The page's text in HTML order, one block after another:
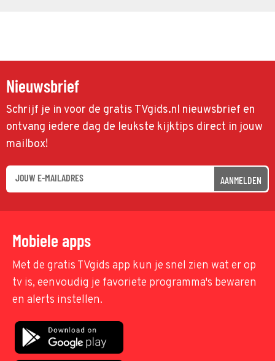
Nieuwsbrief
Schrijf je in voor de gratis TVgids.nl nieuwsbrief en
ontvang iedere dag de leukste kijktips direct in jouw
mailbox!
AANMELDEN
Mobiele apps
Met de gratis TVgids app kun je snel zien wat er op
tv is, eenvoudig je favoriete programma's bewaren
en alerts instellen.